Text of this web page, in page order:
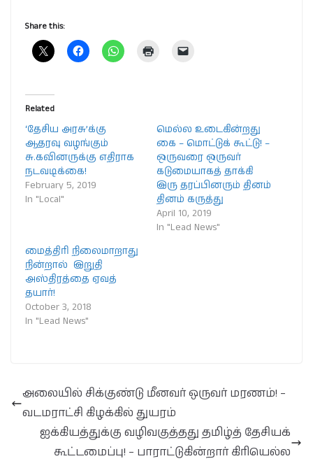
Share this:
Related
‘தேசிய அரசு’க்கு
ஆதரவு வழங்கும்
சு.கவினருக்கு எதிராக
நடவடிக்கை!
February 5, 2019
In "Local"
மெல்ல உடைகின்றது
கை – மொட்டுக் கூட்டு! –
ஒருவரை ஒருவர்
கடுமையாகத் தாக்கி
இரு தரப்பினரும் தினம்
தினம் கருத்து
April 10, 2019
In "Lead News"
மைத்திரி நிலைமாறாது
நின்றால் இறுதி
அஸ்திரத்தை ஏவத்
தயார்!
October 3, 2018
In "Lead News"
அலையில் சிக்குண்டு மீனவர் ஒருவர் மரணம்! –
வடமராட்சி கிழக்கில் துயரம்
ஐக்கியத்துக்கு வழிவகுத்தது தமிழ்த் தேசியக்
கூட்டமைப்பு! – பாராட்டுகின்றார் கிரியெல்ல